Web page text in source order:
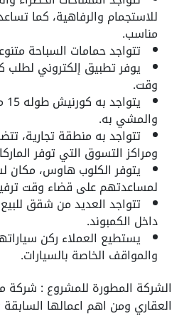
للاستجمام والرفاهية، كما
مناسب.
تتواجد حمامات السباحة
يوفر تطبيق إلكتروني
وقت.
والمشي به.
تتواجد به منطقة تجارية،
ومراكز التسوق التي توفر
يتوفر الكلوب هاوس، مكان
لمساعدتهم على قضاء وقت
تتواجد العديد من شقق
داخل الكمبوند.
يستطيع العملاء ركن
والمواقف الخاصة بالسيارات.
الشركة المطورة للمشروع : شركة
العقاري ومن اهم اعمالها السابقة